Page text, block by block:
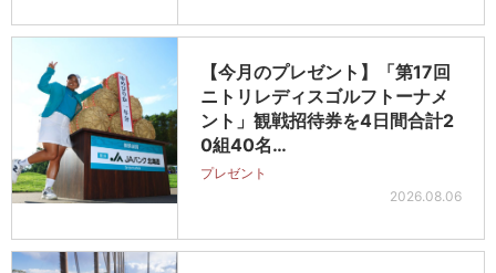
【今月のプレゼント】「第17回
ニトリレディスゴルフトーナメ
ント」観戦招待券を4日間合計2
0組40名…
プレゼント
2026.08.06